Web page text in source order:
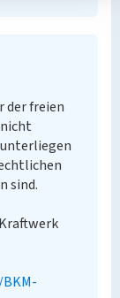
der freien
sind.